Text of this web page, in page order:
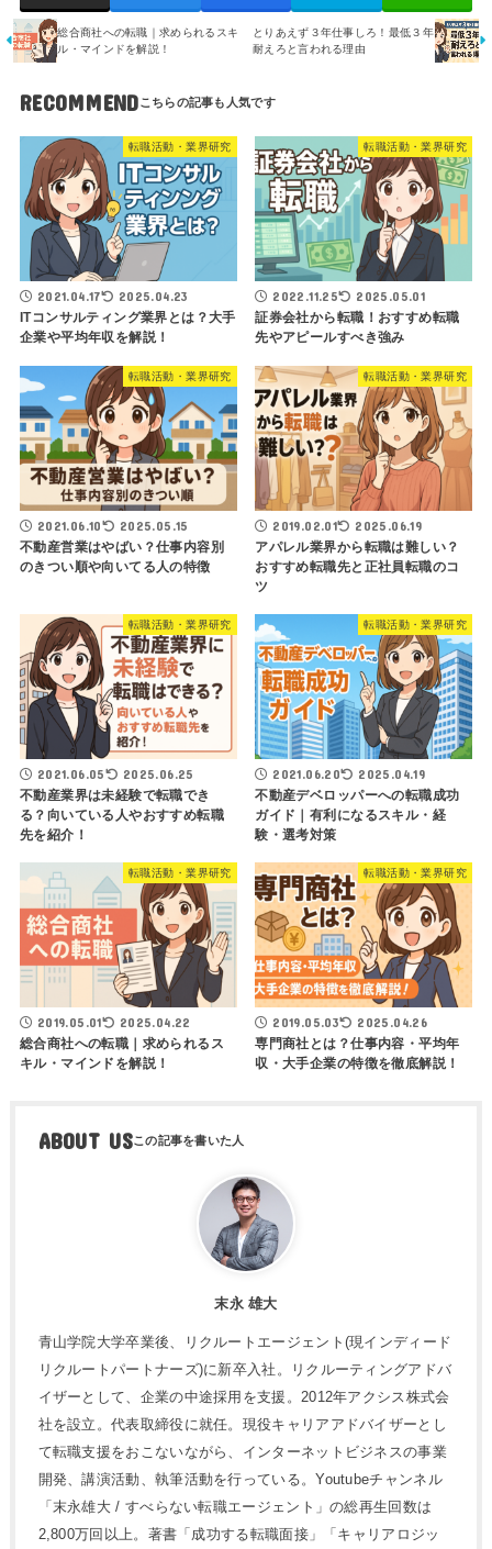
総合商社への転職｜求められるスキ
ル・マインドを解説！
とりあえず３年仕事しろ！最低３年
耐えろと言われる理由
RECOMMEND
転職活動・業界研究
2021.04.17 2025.04.23
ITコンサルティング業界とは？大手
企業や平均年収を解説！
転職活動・業界研究
2022.11.25 2025.05.01
証券会社から転職！おすすめ転職
先やアピールすべき強み
転職活動・業界研究
2021.06.10 2025.05.15
不動産営業はやばい？仕事内容別
のきつい順や向いてる人の特徴
転職活動・業界研究
2019.02.01 2025.06.19
アパレル業界から転職は難しい？
おすすめ転職先と正社員転職のコ
ツ
転職活動・業界研究
2021.06.05 2025.06.25
不動産業界は未経験で転職でき
る？向いている人やおすすめ転職
先を紹介！
転職活動・業界研究
2021.06.20 2025.04.19
不動産デベロッパーへの転職成功
ガイド｜有利になるスキル・経
験・選考対策
転職活動・業界研究
2019.05.01 2025.04.22
総合商社への転職｜求められるス
キル・マインドを解説！
転職活動・業界研究
2019.05.03 2025.04.26
専門商社とは？仕事内容・平均年
収・大手企業の特徴を徹底解説！
ABOUT US
末永 雄大
青山学院大学卒業後、リクルートエージェント(現インディード
リクルートパートナーズ)に新卒入社。リクルーティングアドバ
イザーとして、企業の中途採用を支援。2012年アクシス株式会
社を設立。代表取締役に就任。現役キャリアアドバイザーとし
て転職支援をおこないながら、インターネットビジネスの事業
開発、講演活動、執筆活動を行っている。Youtubeチャンネル
「末永雄大 / すべらない転職エージェント」の総再生回数は
2,800万回以上。著書「成功する転職面接」「キャリアロジッ